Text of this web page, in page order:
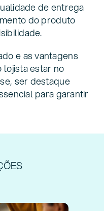
de entrega
do produto
e as vantagens
lojista estar no
ser destaque
para garantir